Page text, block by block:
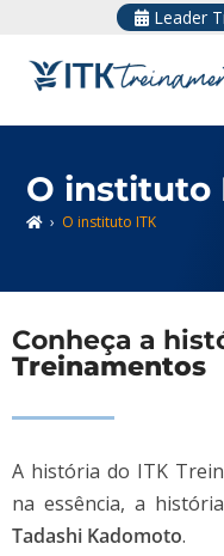
Leader
O instituto
› O instituto ITK
Conheça a
Treinamentos
A história do ITK
na essência, a
Tadashi Kadomoto.